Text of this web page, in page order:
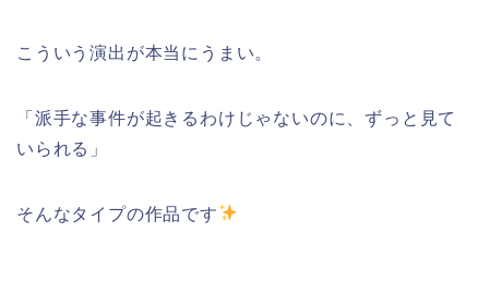
こういう演出が本当にうまい。
「派手な事件が起きるわけじゃないのに、ずっと見て
いられる」
そんなタイプの作品です